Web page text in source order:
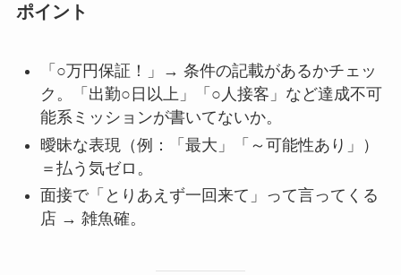
ポイント
「○万円保証！」→ 条件の記載があるかチェッ
ク。「出勤○日以上」「○人接客」など達成不可
能系ミッションが書いてないか。
曖昧な表現（例：「最大」「～可能性あり」）
＝払う気ゼロ。
面接で「とりあえず一回来て」って言ってくる
店 → 雑魚確。